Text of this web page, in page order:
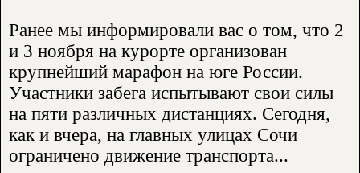
Ранее мы информировали вас о том, что 2
и 3 ноября на курорте организован
крупнейший марафон на юге России.
Участники забега испытывают свои силы
на пяти различных дистанциях. Сегодня,
как и вчера, на главных улицах Сочи
ограничено движение транспорта...